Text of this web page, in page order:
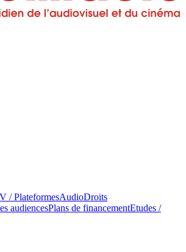
/ PlateformesAudioDroits
audiencesPlans de financementEtudes /